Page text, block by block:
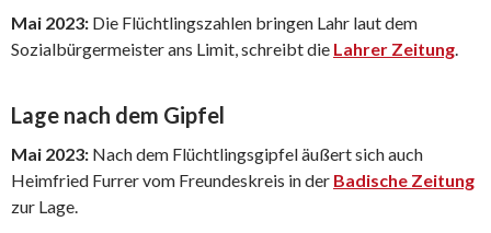
Mai 2023: Die Flüchtlingszahlen bringen Lahr laut dem
Sozialbürgermeister ans Limit, schreibt die Lahrer Zeitung.
Lage nach dem Gipfel
Mai 2023: Nach dem Flüchtlingsgipfel äußert sich auch
Heimfried Furrer vom Freundeskreis in der Badische Zeitung
zur Lage.